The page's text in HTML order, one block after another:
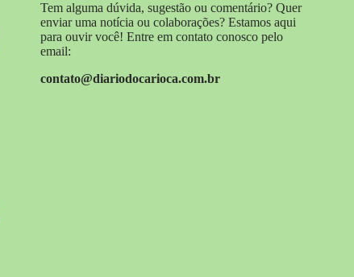
Tem alguma dúvida, sugestão ou comentário? Quer
enviar uma notícia ou colaborações? Estamos aqui
para ouvir você! Entre em contato conosco pelo
email:
contato@diariodocarioca.com.br